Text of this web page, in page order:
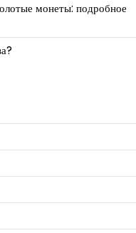
монеты: подробное